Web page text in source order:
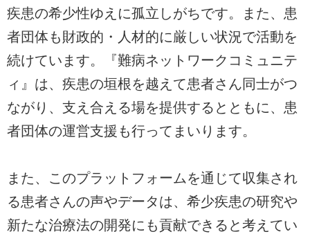
疾患の希少性ゆえに孤立しがちです。また、患
者団体も財政的・人材的に厳しい状況で活動を
続けています。『難病ネットワークコミュニテ
ィ』は、疾患の垣根を越えて患者さん同士がつ
ながり、支え合える場を提供するとともに、患
者団体の運営支援も行ってまいります。
また、このプラットフォームを通じて収集され
る患者さんの声やデータは、希少疾患の研究や
新たな治療法の開発にも貢献できると考えてい